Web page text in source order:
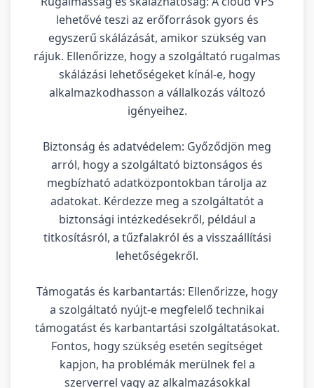
lehetővé teszi az erőforrások gyors és
egyszerű skálázását, amikor szükség van
rájuk. Ellenőrizze, hogy a szolgáltató rugalmas
skálázási lehetőségeket kínál-e, hogy
alkalmazkodhasson a vállalkozás változó
igényeihez.
Biztonság és adatvédelem: Győződjön meg
arról, hogy a szolgáltató biztonságos és
megbízható adatközpontokban tárolja az
adatokat. Kérdezze meg a szolgáltatót a
biztonsági intézkedésekről, például a
titkosításról, a tűzfalakról és a visszaállítási
lehetőségekről.
Támogatás és karbantartás: Ellenőrizze, hogy
a szolgáltató nyújt-e megfelelő technikai
támogatást és karbantartási szolgáltatásokat.
Fontos, hogy szükség esetén segítséget
kapjon, ha problémák merülnek fel a
szerverrel vagy az alkalmazásokkal